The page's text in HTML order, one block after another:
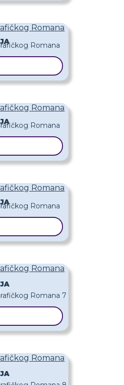
Romana
Romana
Romana
Romana
Romana